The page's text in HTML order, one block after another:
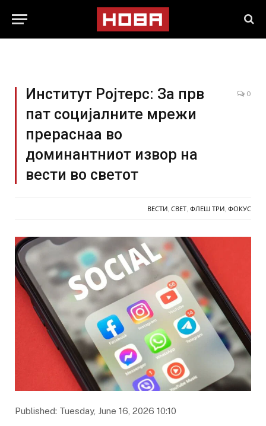
Институт Ројтерс: За прв
пат социјалните мрежи
прераснаа во
доминантниот извор на
вести во светот
0
ВЕСТИ СВЕТ ФЛЕШ ТРИ ФОКУС
Published: Tuesday, June 16, 2026 10:10